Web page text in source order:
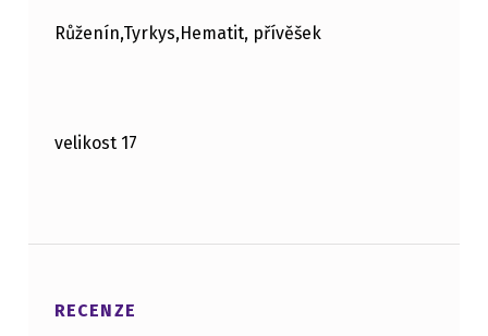
Růženín,Tyrkys,Hematit, přívěšek
velikost 17
RECENZE